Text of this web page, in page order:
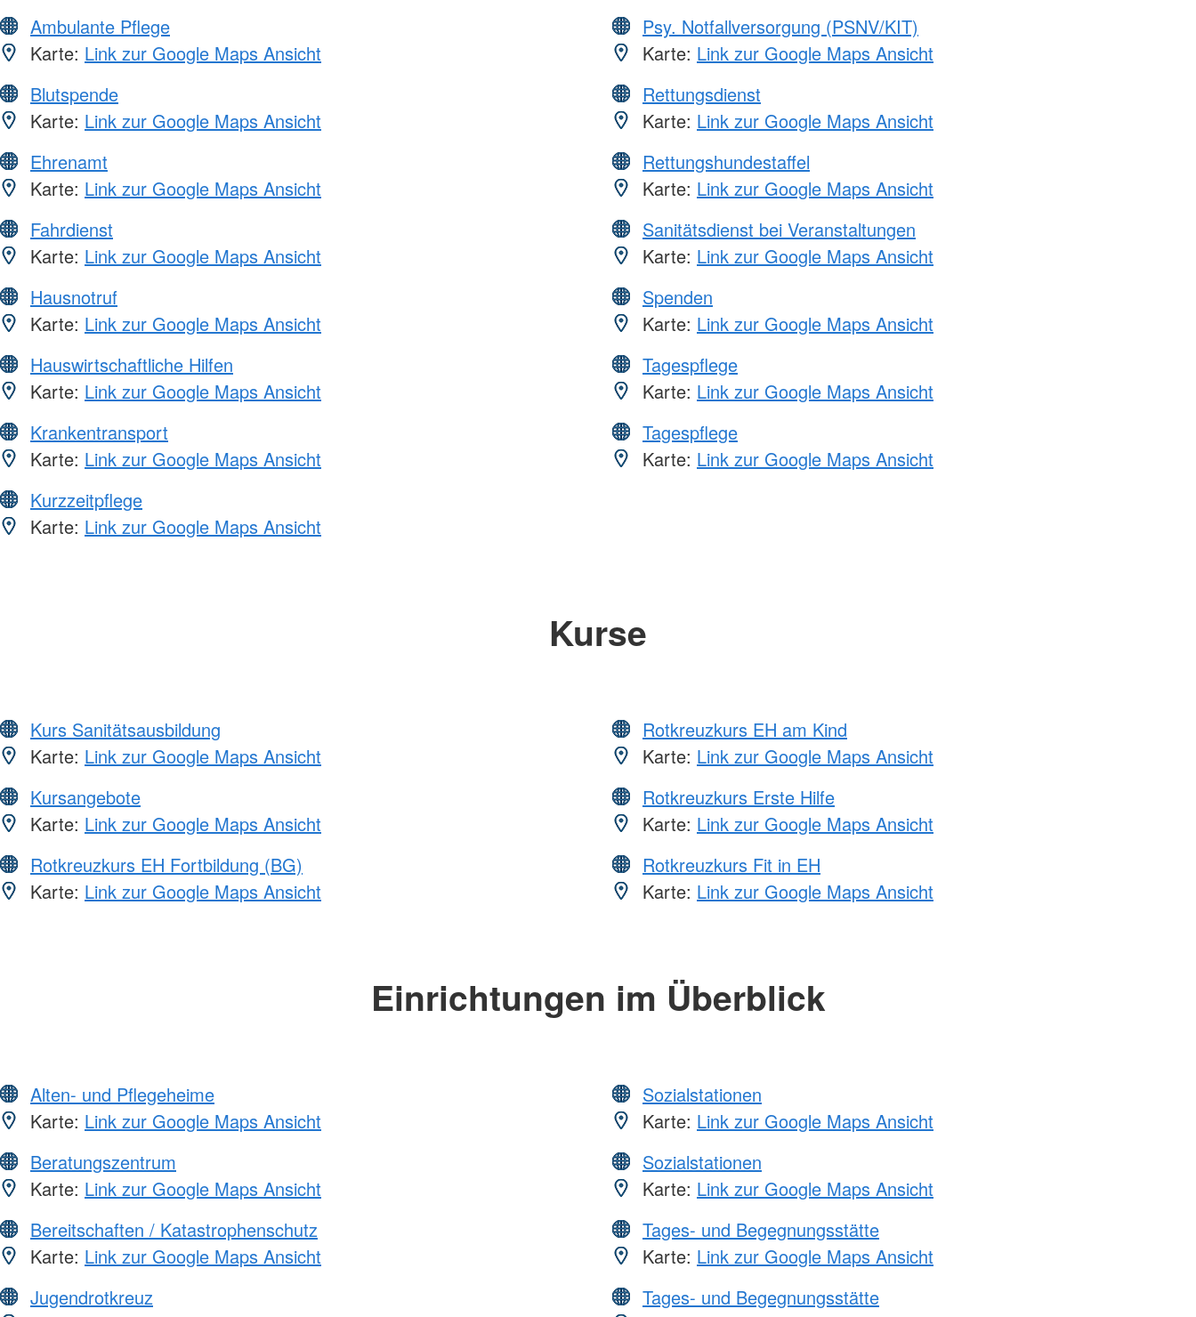
Ambulante Pflege
Karte: Link zur Google Maps Ansicht
Blutspende
Karte: Link zur Google Maps Ansicht
Ehrenamt
Karte: Link zur Google Maps Ansicht
Fahrdienst
Karte: Link zur Google Maps Ansicht
Hausnotruf
Karte: Link zur Google Maps Ansicht
Hauswirtschaftliche Hilfen
Karte: Link zur Google Maps Ansicht
Krankentransport
Karte: Link zur Google Maps Ansicht
Kurzzeitpflege
Karte: Link zur Google Maps Ansicht
Psy. Notfallversorgung (PSNV/KIT)
Karte: Link zur Google Maps Ansicht
Rettungsdienst
Karte: Link zur Google Maps Ansicht
Rettungshundestaffel
Karte: Link zur Google Maps Ansicht
Sanitätsdienst bei Veranstaltungen
Karte: Link zur Google Maps Ansicht
Spenden
Karte: Link zur Google Maps Ansicht
Tagespflege
Karte: Link zur Google Maps Ansicht
Tagespflege
Karte: Link zur Google Maps Ansicht
Kurse
Kurs Sanitätsausbildung
Karte: Link zur Google Maps Ansicht
Kursangebote
Karte: Link zur Google Maps Ansicht
Rotkreuzkurs EH Fortbildung (BG)
Karte: Link zur Google Maps Ansicht
Rotkreuzkurs EH am Kind
Karte: Link zur Google Maps Ansicht
Rotkreuzkurs Erste Hilfe
Karte: Link zur Google Maps Ansicht
Rotkreuzkurs Fit in EH
Karte: Link zur Google Maps Ansicht
Einrichtungen im Überblick
Alten- und Pflegeheime
Karte: Link zur Google Maps Ansicht
Beratungszentrum
Karte: Link zur Google Maps Ansicht
Bereitschaften / Katastrophenschutz
Karte: Link zur Google Maps Ansicht
Jugendrotkreuz
Sozialstationen
Karte: Link zur Google Maps Ansicht
Sozialstationen
Karte: Link zur Google Maps Ansicht
Tages- und Begegnungsstätte
Karte: Link zur Google Maps Ansicht
Tages- und Begegnungsstätte